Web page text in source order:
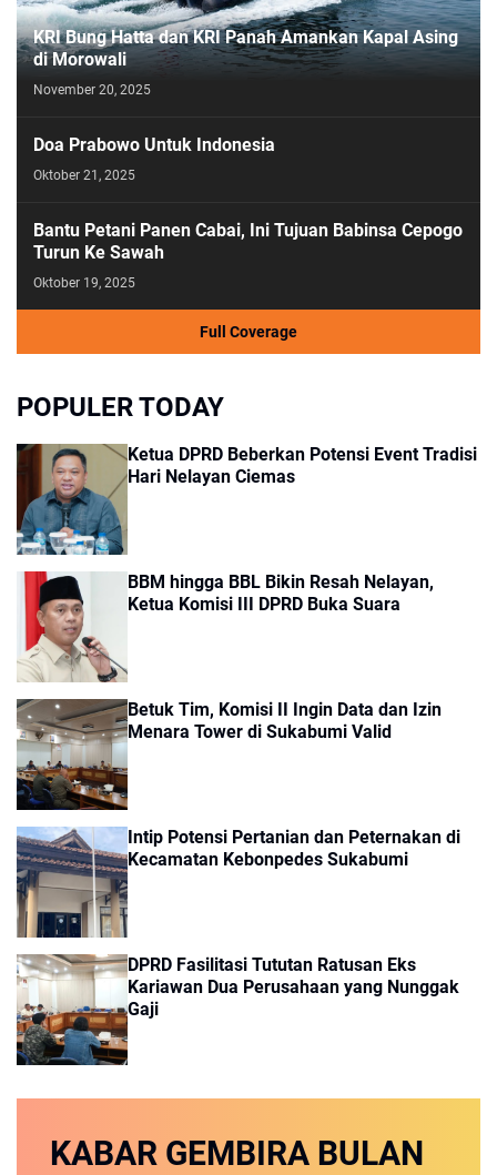
KRI Bung Hatta dan KRI Panah Amankan Kapal Asing
di Morowali
November 20, 2025
Doa Prabowo Untuk Indonesia
Oktober 21, 2025
Bantu Petani Panen Cabai, Ini Tujuan Babinsa Cepogo
Turun Ke Sawah
Oktober 19, 2025
Full Coverage
POPULER TODAY
Ketua DPRD Beberkan Potensi Event Tradisi
Hari Nelayan Ciemas
BBM hingga BBL Bikin Resah Nelayan,
Ketua Komisi III DPRD Buka Suara
Betuk Tim, Komisi II Ingin Data dan Izin
Menara Tower di Sukabumi Valid
Intip Potensi Pertanian dan Peternakan di
Kecamatan Kebonpedes Sukabumi
DPRD Fasilitasi Tututan Ratusan Eks
Kariawan Dua Perusahaan yang Nunggak
Gaji
KABAR GEMBIRA BULAN